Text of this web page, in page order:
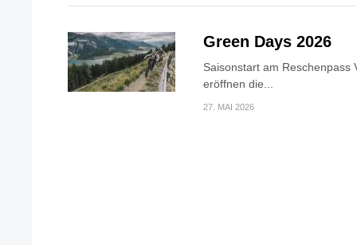
Green Days 2026
Saisonstart am Reschenpass
eröffnen die...
27. MAI 2026